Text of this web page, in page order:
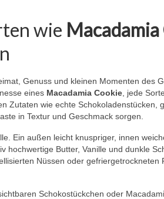
wie
Genuss und kleinen Momenten des
eines Macadamia Cookie , jede
Zutaten wie echte Schokoladenstücken,
in Textur und Geschmack sorgen.
Ein außen leicht knuspriger, innen
hochwertige Butter, Vanille und dunkle
Nüssen oder gefriergetrockneten
Schokostückchen oder